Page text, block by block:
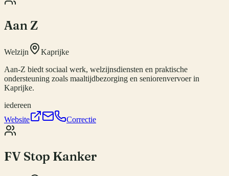
Aan Z
Welzijn
Kaprijke
Aan-Z biedt sociaal werk, welzijnsdiensten en praktische
ondersteuning zoals maaltijdbezorging en seniorenvervoer in
Kaprijke.
iedereen
Website
Correctie
FV Stop Kanker